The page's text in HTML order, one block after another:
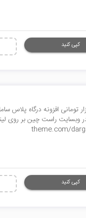
کپی کنید
کردن این کد از تخفیف 99 هزار تومانی
theme.com/
کپی کنید